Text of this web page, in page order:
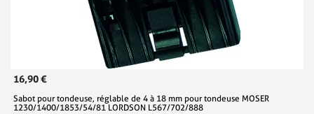
16,90 €
Sabot pour tondeuse, réglable de 4 à 18 mm pour tondeuse MOSER
1230/1400/1853/54/81 LORDSON L567/702/888